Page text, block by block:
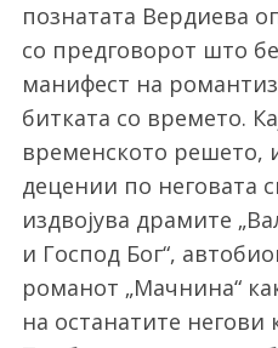
познатата Вердиева
со предговорот што
манифест на
битката со времето.
временското решето,
децении по неговата
издвојува драмите
и Господ Бог“,
романот „Мачнина“
на останатите негови